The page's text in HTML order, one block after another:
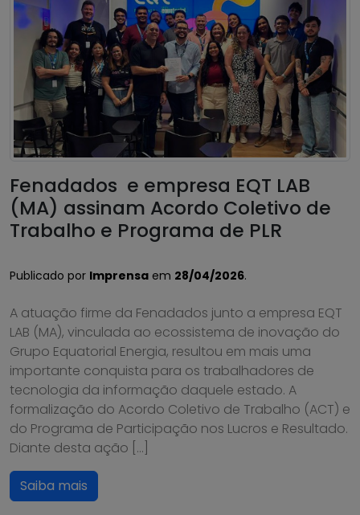
Fenadados e empresa EQT LAB
(MA) assinam Acordo Coletivo de
Trabalho e Programa de PLR
Publicado por Imprensa em 28/04/2026.
A atuação firme da Fenadados junto a empresa EQT
LAB (MA), vinculada ao ecossistema de inovação do
Grupo Equatorial Energia, resultou em mais uma
importante conquista para os trabalhadores de
tecnologia da informação daquele estado. A
formalização do Acordo Coletivo de Trabalho (ACT) e
do Programa de Participação nos Lucros e Resultado.
Diante desta ação […]
Saiba mais